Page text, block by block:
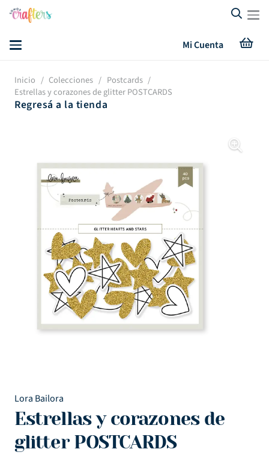
Mi Cuenta
Inicio / Colecciones / Postcards /
Estrellas y corazones de glitter POSTCARDS
Regresá a la tienda
Lora Bailora
Estrellas y corazones de
glitter POSTCARDS